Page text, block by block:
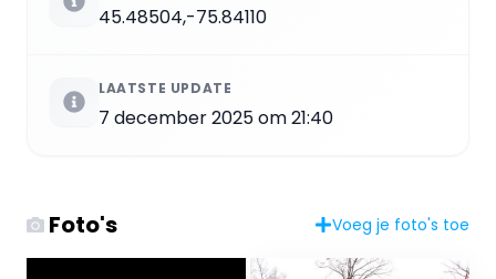
45.48504,-75.84110
LAATSTE UPDATE
7 december 2025 om 21:40
Foto's Voeg je foto's toe